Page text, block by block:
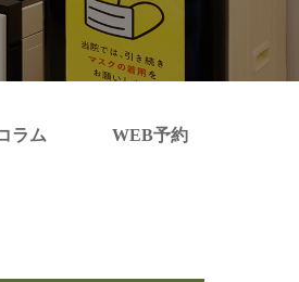
ラム WEB予約